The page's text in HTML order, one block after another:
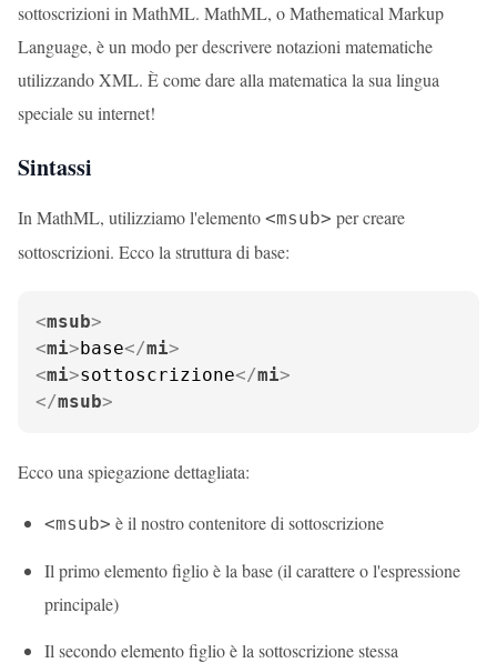
sottoscrizioni in MathML. MathML, o Mathematical Markup
Language, è un modo per descrivere notazioni matematiche
utilizzando XML. È come dare alla matematica la sua lingua
speciale su internet!
Sintassi
In MathML, utilizziamo l'elemento <msub> per creare
sottoscrizioni. Ecco la struttura di base:
<msub>
<mi>base</mi>
<mi>sottoscrizione</mi>
</msub>
Ecco una spiegazione dettagliata:
<msub> è il nostro contenitore di sottoscrizione
Il primo elemento figlio è la base (il carattere o l'espressione
principale)
Il secondo elemento figlio è la sottoscrizione stessa